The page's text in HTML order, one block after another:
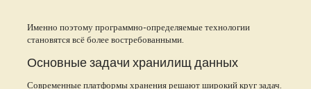
Именно поэтому программно-определяемые технологии
становятся всё более востребованными.
Основные задачи хранилищ данных
Современные платформы хранения решают широкий круг задач.